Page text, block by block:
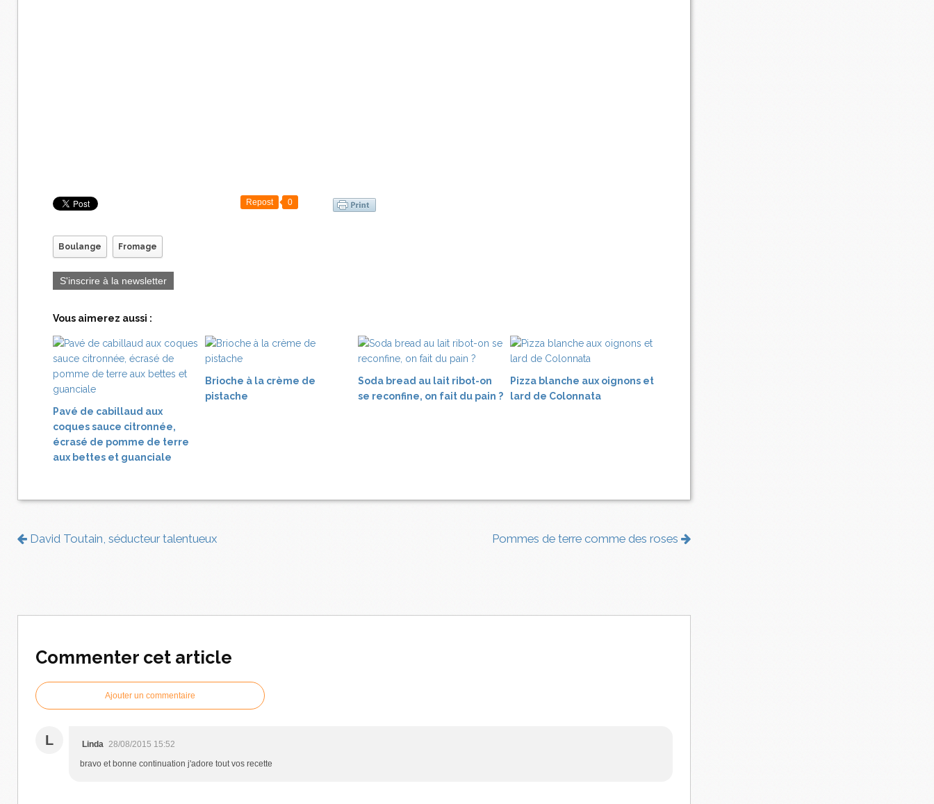
Repost 0
Boulange Fromage
S'inscrire à la newsletter
Vous aimerez aussi :
Pavé de cabillaud aux
coques sauce citronnée,
écrasé de pomme de terre
aux bettes et guanciale
Brioche à la crème de
pistache
Soda bread au lait ribot-on
se reconfine, on fait du pain ?
Pizza blanche aux oignons et
lard de Colonnata
David Toutain, séducteur talentueux Pommes de terre comme des roses
Commenter cet article
Ajouter un commentaire
L Linda 28/08/2015 15:52
bravo et bonne continuation j'adore tout vos recette